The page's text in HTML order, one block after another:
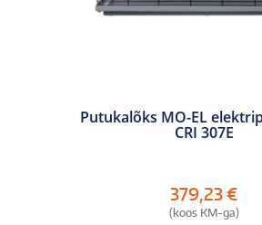
Putukalõks MO-EL
CRI 307E
379,23€
(koos KM-ga)